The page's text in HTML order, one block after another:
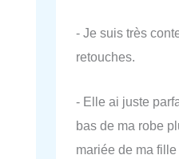
- Je suis très
retouches.
- Elle ai juste
bas de ma robe
mariée de ma